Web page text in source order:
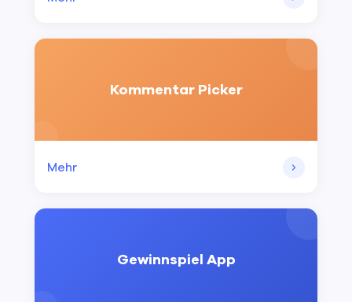
Kommentar Picker
Mehr
Gewinnspiel App